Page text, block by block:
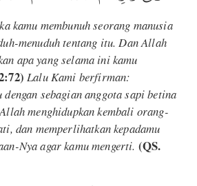
kamu membunuh seorang manusia
menuduh tentang itu. Dan Allah
apa yang selama ini kamu
Lalu Kami berfirman:
sebagian anggota sapi betina
menghidupkan kembali orang-
dan memperlihatkan kepadamu
Nya agar kamu mengerti. (QS.